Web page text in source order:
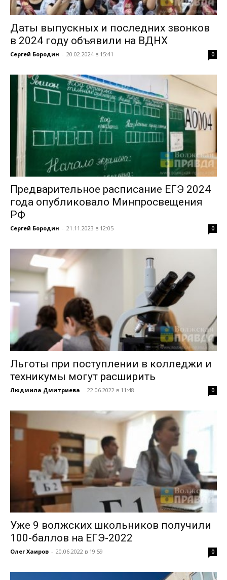
Даты выпускных и последних звонков
в 2024 году объявили на ВДНХ
Сергей Бородин - 20.02.2024 в 15:41 0
Предварительное расписание ЕГЭ 2024
года опубликовало Минпросвещения
РФ
Сергей Бородин - 21.11.2023 в 12:05 0
Льготы при поступлении в колледжи и
техникумы могут расширить
Людмила Дмитриева - 22.06.2022 в 11:48 0
Уже 9 волжских школьников получили
100-баллов на ЕГЭ-2022
Олег Хаиров - 20.06.2022 в 19:59 0